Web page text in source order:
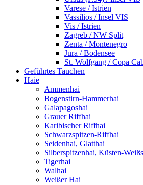
Varese / Istrien
Vassilios / Insel VIS
Vis / Istrien
Zagreb / NW Split
Zenta / Montenegro
Jura / Bodensee
St. Wolfgang / Copa
Geführtes Tauchen
Haie
Ammenhai
Bogenstirn-Hammerhai
Galapagoshai
Grauer Riffhai
Karibischer Riffhai
Schwarzspitzen-Riffhai
Seidenhai, Glatthai
Silberspitzenhai, Küsten-
Tigerhai
Walhai
Weißer Hai